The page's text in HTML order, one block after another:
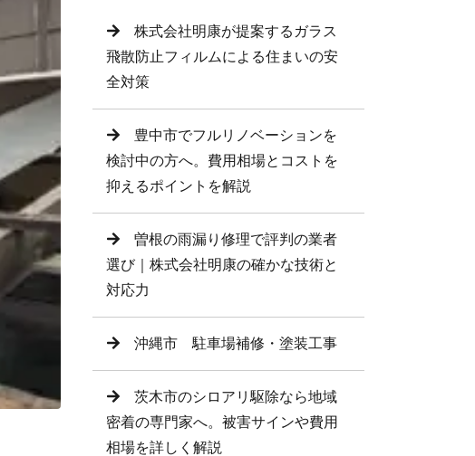
株式会社明康が提案するガラス
飛散防止フィルムによる住まいの安
全対策
豊中市でフルリノベーションを
検討中の方へ。費用相場とコストを
抑えるポイントを解説
曽根の雨漏り修理で評判の業者
選び｜株式会社明康の確かな技術と
対応力
沖縄市 駐車場補修・塗装工事
茨木市のシロアリ駆除なら地域
密着の専門家へ。被害サインや費用
相場を詳しく解説